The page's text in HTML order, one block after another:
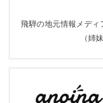
飛騨の地元情報メディ
（姉